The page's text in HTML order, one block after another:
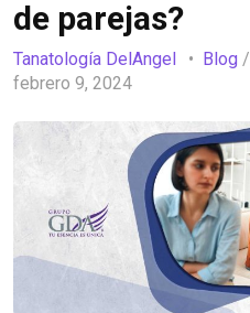
de parejas?
Tanatología DelAngel Blog /
febrero 9, 2024